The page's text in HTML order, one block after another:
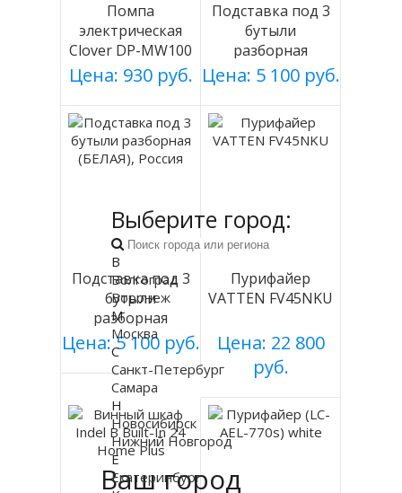
Помпа
электрическая
Clover DP-MW100
на батарейках
Цена: 930 руб.
Подставка под 3
бутыли
разборная
(СЕРАЯ), Россия
Цена: 5 100 руб.
Подставка под 3
бутыли
разборная
(БЕЛАЯ), Россия
Цена: 5 100 руб.
Пурифайер
VATTEN FV45NKU
Цена: 22 800
руб.
Ваш город
Выберите город:
В
Волгоград
Воронеж
М
Москва
С
Санкт-Петербург
Самара
Н
Новосибирск
Нижний Новгород
Е
Екатеринбург